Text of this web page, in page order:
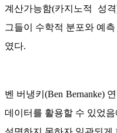
계산가능함(카지노적 성
그들이 수학적 분포와 예
였다.
벤 버냉키(Ben Bernanke)
데이터를 활용할 수 있었